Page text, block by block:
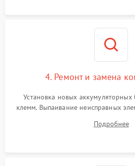
4. Ремонт и замена
Установка новых аккумуляторных
клемм. Выпаивание неисправных
цепи зарядки и монтаж
Восстановление поврежденных
Подробнее